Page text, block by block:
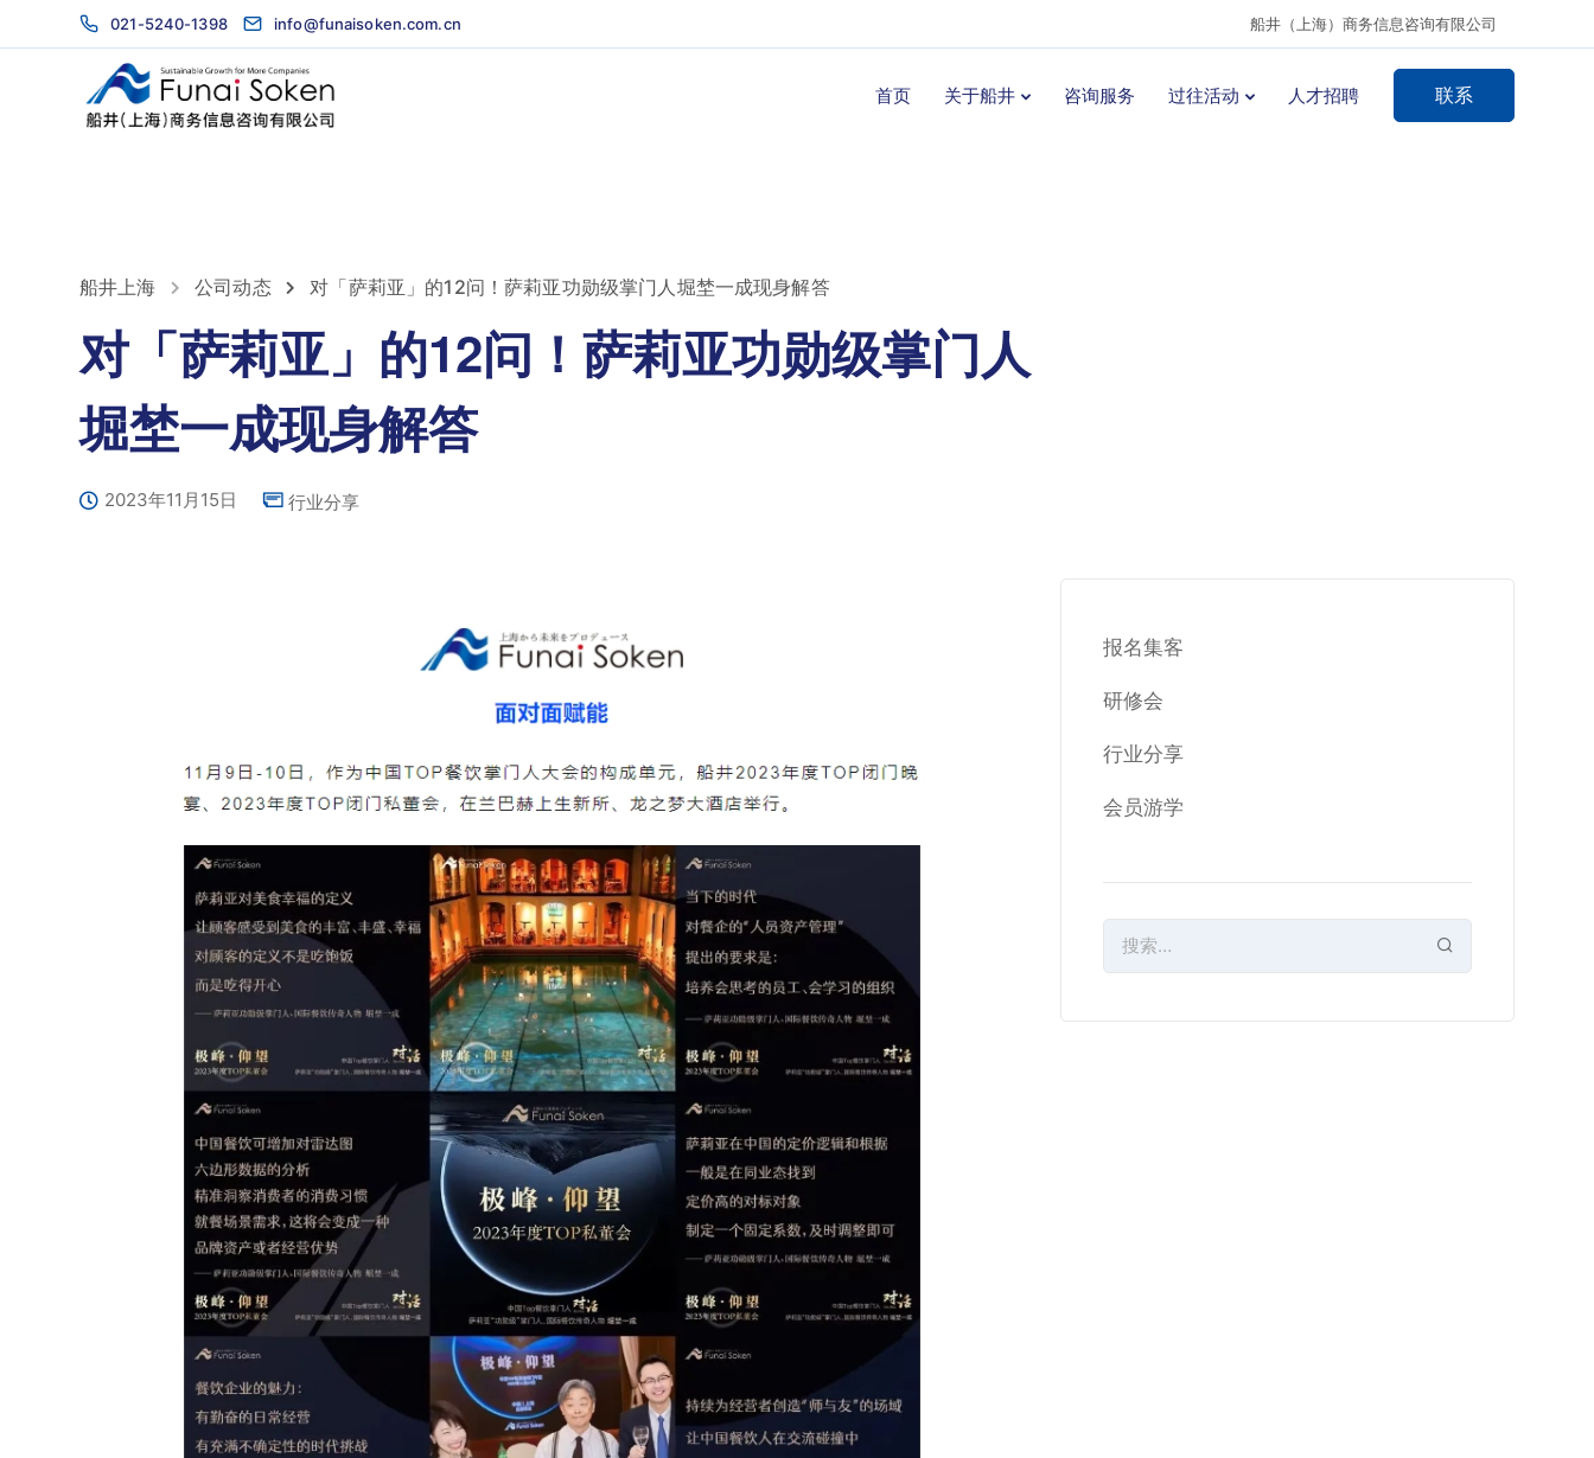
021-5240-1398 info@funaisoken.com.cn 船井（上海）商务信息咨询有限公司
首页 关于船井 咨询服务 过往活动 人才招聘 联系
船井上海 公司动态 对「萨莉亚」的12问！萨莉亚功勋级掌门人堀埜一成现身解答
对「萨莉亚」的12问！萨莉亚功勋级掌门人
堀埜一成现身解答
2023年11月15日 行业分享
报名集客
研修会
行业分享
会员游学